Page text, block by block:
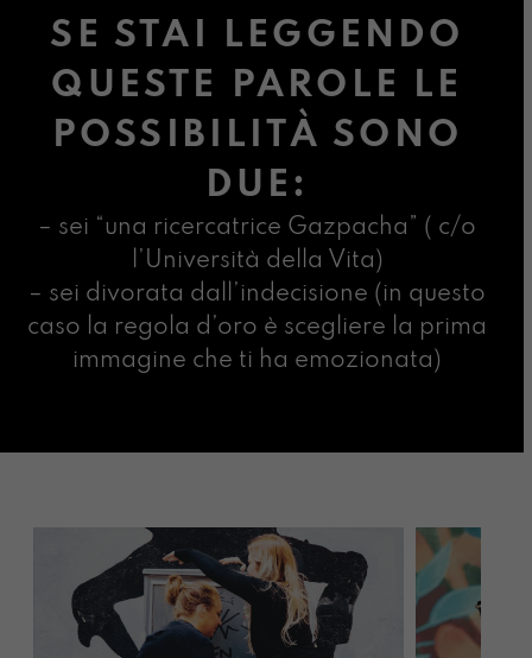
SE STAI LEGGENDO
QUESTE PAROLE LE
POSSIBILITÀ SONO
DUE:
– sei “una ricercatrice Gazpacha” ( c/o
l’Università della Vita)
– sei divorata dall’indecisione (in questo
caso la regola d’oro è scegliere la prima
immagine che ti ha emozionata)